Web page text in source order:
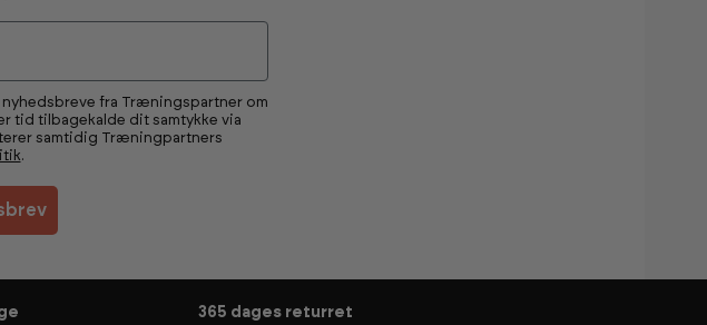
fra Træningspartner om
tid tilbagekalde dit samtykke via
samtidig Træningpartners
.
365 dages returret